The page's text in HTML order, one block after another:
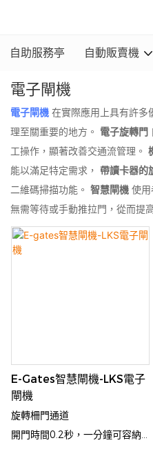
自助服務亭 自動販賣機
電子閘機
電子閘機 在實際應用上具有許多
理至關重要的地方。 電子旋轉門
工操作，顯著改善交通流管理。
能以滿足特定需求， 帶讀卡器的
二維碼掃描功能。 智慧閘機 使用
無需等待或手動推拉門，從而提
E-Gates智慧閘機-LKS電子
閘機
旋轉柵門通道
開門時間0.2秒，一分鐘可容納